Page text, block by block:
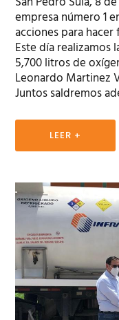
empresa número 1
acciones para
Este día realizamos
5,700 litros de
Leonardo Martinez
Juntos saldremos
LEER +